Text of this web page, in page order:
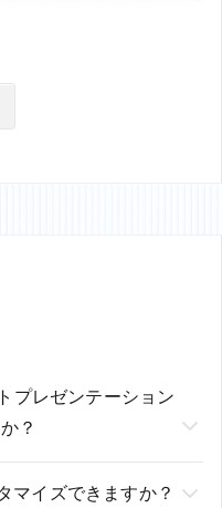
プレゼンテーション
？
レゼンテーションテ
テップで作成プロ
マイズできますか？